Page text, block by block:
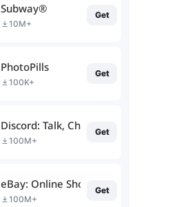
Subway®
10M+
Get
PhotoPills
100K+
Get
Discord: Talk, Chat & Hang Out
100M+
Get
eBay: Online Shopping Deals
100M+
Get